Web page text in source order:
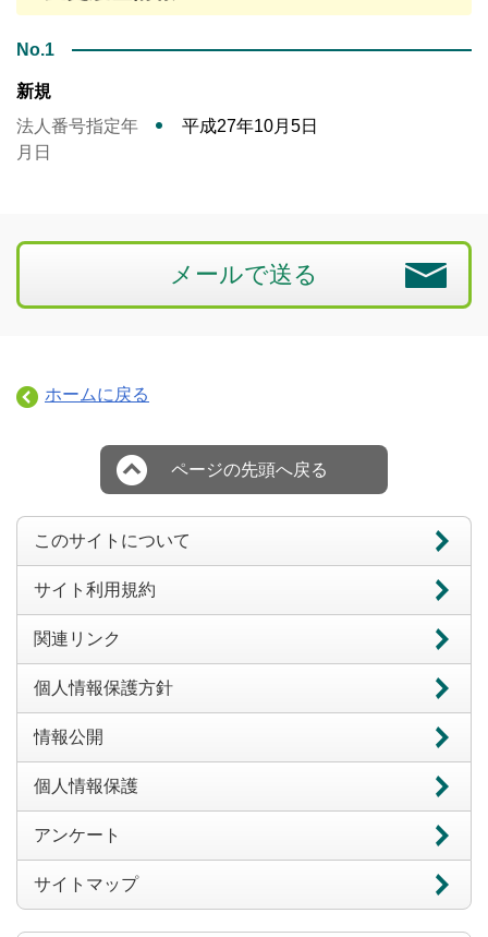
No.1
新規
法人番号指定年
月日
平成27年10月5日
メールで送る
ホームに戻る
ページの先頭へ戻る
このサイトについて
サイト利用規約
関連リンク
個人情報保護方針
情報公開
個人情報保護
アンケート
サイトマップ